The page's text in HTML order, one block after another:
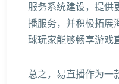
服务系统建设，提供
播服务，并积极拓展
球玩家能够畅享游戏
总之，易直播作为一